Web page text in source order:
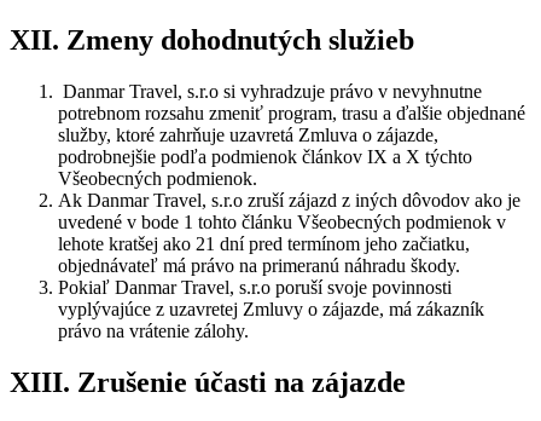
XII. Zmeny dohodnutých služieb
Danmar Travel, s.r.o si vyhradzuje právo v nevyhnutne
potrebnom rozsahu zmeniť program, trasu a ďalšie objednané
služby, ktoré zahrňuje uzavretá Zmluva o zájazde,
podrobnejšie podľa podmienok článkov IX a X týchto
Všeobecných podmienok.
Ak Danmar Travel, s.r.o zruší zájazd z iných dôvodov ako je
uvedené v bode 1 tohto článku Všeobecných podmienok v
lehote kratšej ako 21 dní pred termínom jeho začiatku,
objednávateľ má právo na primeranú náhradu škody.
Pokiaľ Danmar Travel, s.r.o poruší svoje povinnosti
vyplývajúce z uzavretej Zmluvy o zájazde, má zákazník
právo na vrátenie zálohy.
XIII. Zrušenie účasti na zájazde